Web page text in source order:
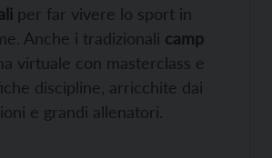
per far vivere lo sport in
Anche i tradizionali camp
virtuale con masterclass e
discipline, arricchite dai
e grandi allenatori.